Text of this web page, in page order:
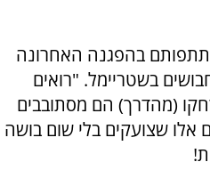
בהפגנה האחרונה
בשטריימל. "רואים
(מהדרך) הם מסתובבים
שצועקים בלי שום בושה